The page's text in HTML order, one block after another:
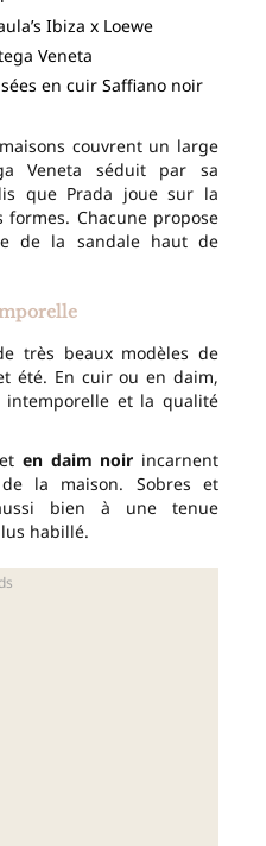
Ibiza x Loewe
Veneta
en cuir Saffiano noir
couvrent un large
Veneta séduit par sa
que Prada joue sur la
Chacune propose
de la sandale haut de
très beaux modèles de
été. En cuir ou en daim,
intemporelle et la qualité
en daim noir incarnent
de la maison. Sobres et
bien à une tenue
habillé.